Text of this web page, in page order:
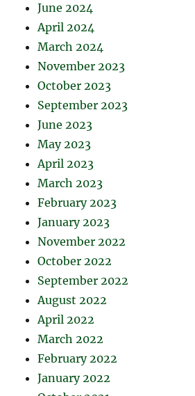
June 2024
April 2024
March 2024
November 2023
October 2023
September 2023
June 2023
May 2023
April 2023
March 2023
February 2023
January 2023
November 2022
October 2022
September 2022
August 2022
April 2022
March 2022
February 2022
January 2022